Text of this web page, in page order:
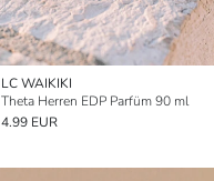
LC WAIKIKI
Theta Herren EDP Parfüm 90 ml
4.99 EUR